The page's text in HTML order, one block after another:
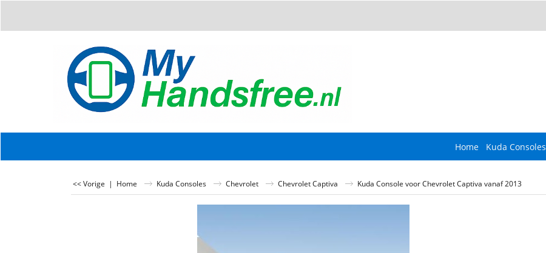
Home Kuda Consoles
<< Vorige | Home Kuda Consoles Chevrolet Chevrolet Captiva Kuda Console voor Chevrolet Captiva vanaf 2013